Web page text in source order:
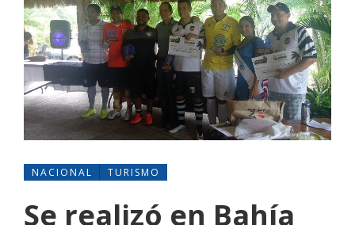
NACIONAL TURISMO
Se realizó en Bahía